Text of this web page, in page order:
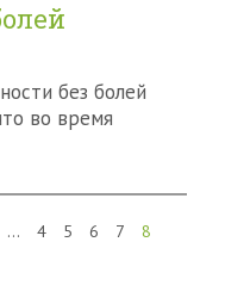
без болей
во время
... 4 5 6 7 8